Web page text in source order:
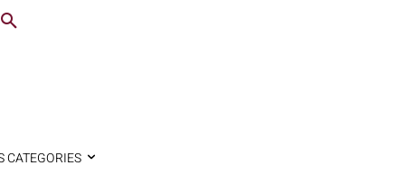
CATEGORIES